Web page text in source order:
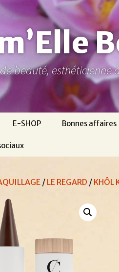
beauté,
E-SHOP Bonnes affaires
/ LE REGARD / KHÔL